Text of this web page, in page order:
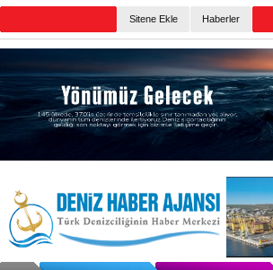
Sitene Ekle Haberler